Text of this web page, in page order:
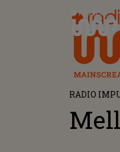
Radio
RADIO